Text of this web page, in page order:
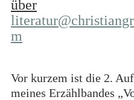
über
m
Vor kurzem ist die 2.
meines Erzählbandes